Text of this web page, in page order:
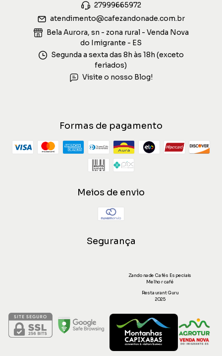
27999665972
atendimento@cafezandonade.com.br
Bela Aurora, sn - zona rural - Venda Nova
do Imigrante - ES
Segunda a sexta das 8h às 18h (exceto
feriados)
Visite o nosso Blog!
Formas de pagamento
Meios de envio
Segurança
Zandonade Cafés Especiais
Melhor café
Restaurant Guru
2025